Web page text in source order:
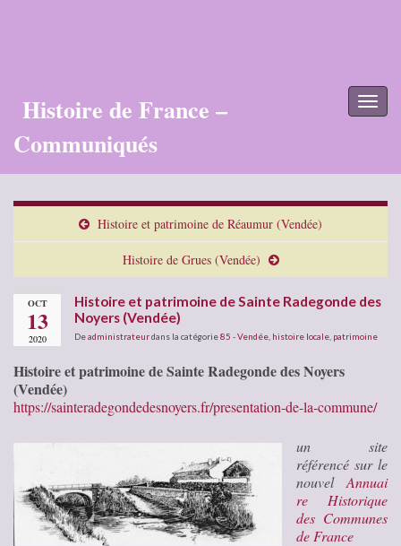
Histoire de France –
Communiqués
Histoire et patrimoine de Réaumur (Vendée)
Histoire de Grues (Vendée)
OCT
13
2020
Histoire et patrimoine de Sainte Radegonde des
Noyers (Vendée)
Deadministrateurdans la catégorie85 - Vendée histoire locale patrimoine
Histoire et patrimoine de Sainte Radegonde des Noyers
(Vendée)
https://sainteradegondedesnoyers.fr/presentation-de-la-commune/
un site
référencé sur le
nouvel Annuai
re Historique
des Communes
de France